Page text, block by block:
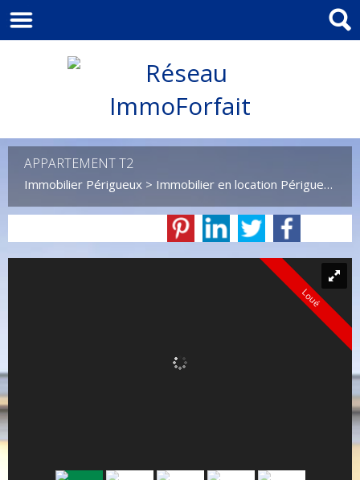
APPARTEMENT T2
Immobilier Périgueux > Immobilier en location Périgueux
Loué